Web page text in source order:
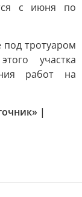
с июня по
под тротуаром
участка
работ на
|